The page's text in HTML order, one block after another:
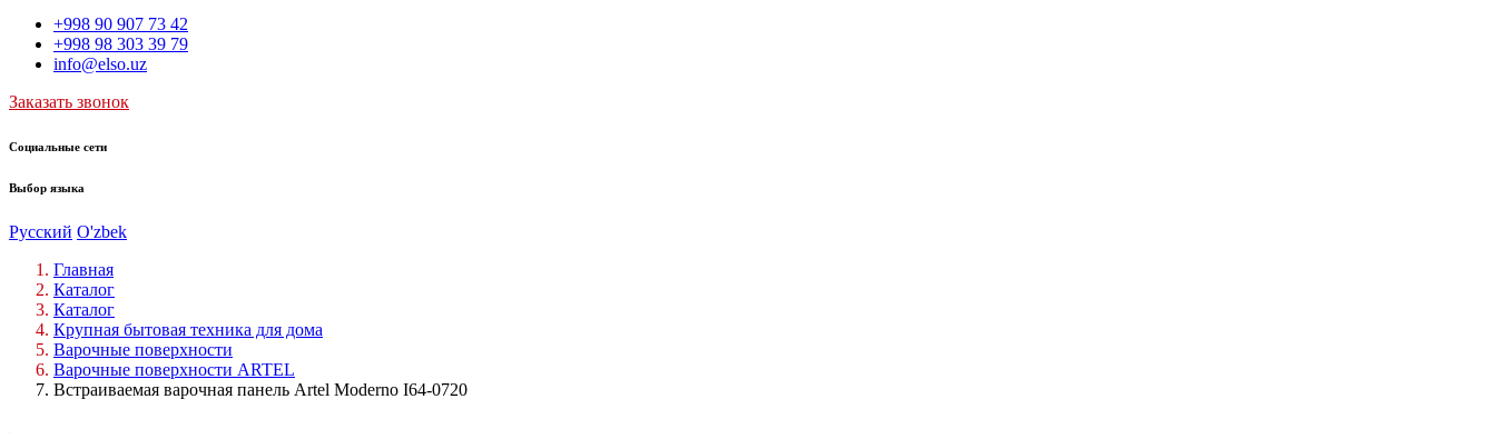
+998 90 907 73 42
+998 98 303 39 79
info@elso.uz
Заказать звонок
Социальные сети
Выбор языка
Русский O'zbek
Главная
Каталог
Каталог
Крупная бытовая техника для дома
Варочные поверхности
Варочные поверхности ARTEL
Встраиваемая варочная панель Artel Moderno I64-0720